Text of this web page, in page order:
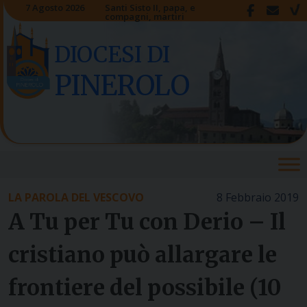
Skip
content DIOCESI DI
PINEROLO
7 Agosto 2026 Santi Sisto II, papa, e
compagni, martiri
8 Febbraio 2019
LA PAROLA DEL VESCOVO
A Tu per Tu con Derio – Il
cristiano può allargare le
frontiere del possibile (10